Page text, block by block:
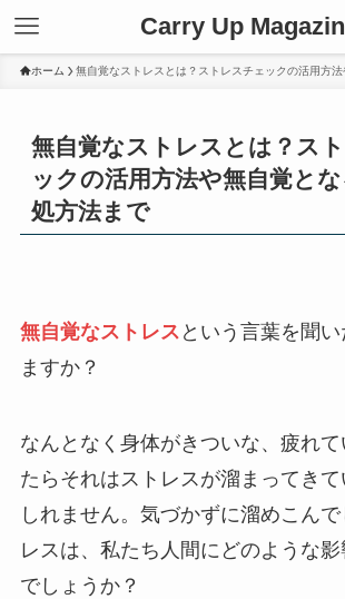
Carry Up
ホーム 無自覚なストレスとは？ストレスチェックの活用方
無自覚なストレスとは？ス
ックの活用方法や無自覚と
処方法まで
無自覚なストレス という言葉を聞
ますか？
なんとなく身体がきついな、疲れ
たらそれはストレスが溜まってきて
しれません。気づかずに溜めこんで
レスは、私たち人間にどのような
でしょうか？